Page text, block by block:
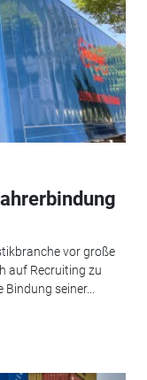
vor große
auf Recruiting zu
seiner...